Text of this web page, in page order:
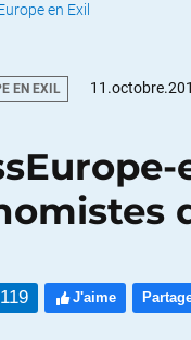
en Exil
EN EXIL
119 J'aime